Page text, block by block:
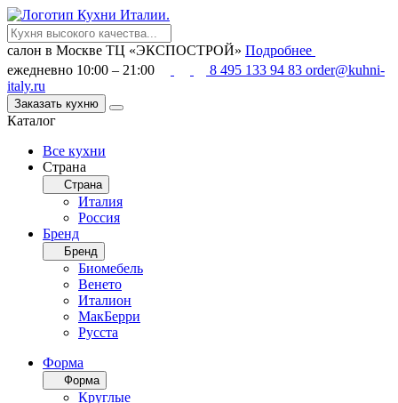
салон в Москве ТЦ «ЭКСПОСТРОЙ» Подробнее
ежедневно 10:00 – 21:00
8 495 133 94 83 order@kuhni-
italy.ru
Заказать кухню
Каталог
Все кухни
Страна
Страна
Италия
Россия
Бренд
Бренд
Биомебель
Венето
Италион
МакБерри
Русста
Форма
Форма
Круглые